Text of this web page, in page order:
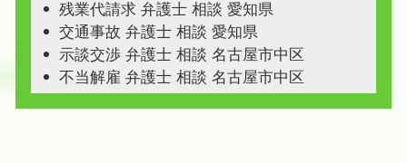
残業代請求 弁護士 相談 愛知県
交通事故 弁護士 相談 愛知県
示談交渉 弁護士 相談 名古屋市中区
不当解雇 弁護士 相談 名古屋市中区